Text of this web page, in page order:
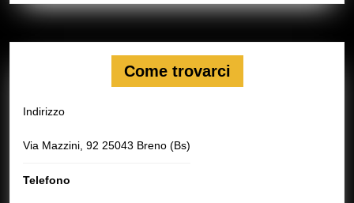
Come trovarci
Indirizzo
Via Mazzini, 92 25043 Breno (Bs)
Telefono